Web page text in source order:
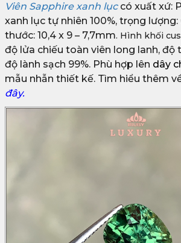
Viên Sapphire xanh lục có xuất xứ:
xanh lục tự nhiên 100%, trọng
thước: 10,4 x 9 – 7,7mm. Hình khối
độ lửa chiếu toàn viên long lanh, độ
độ lành sạch 99%. Phù hợp lên dây
mẫu nhẫn thiết kế. Tìm hiểu thêm
đây.